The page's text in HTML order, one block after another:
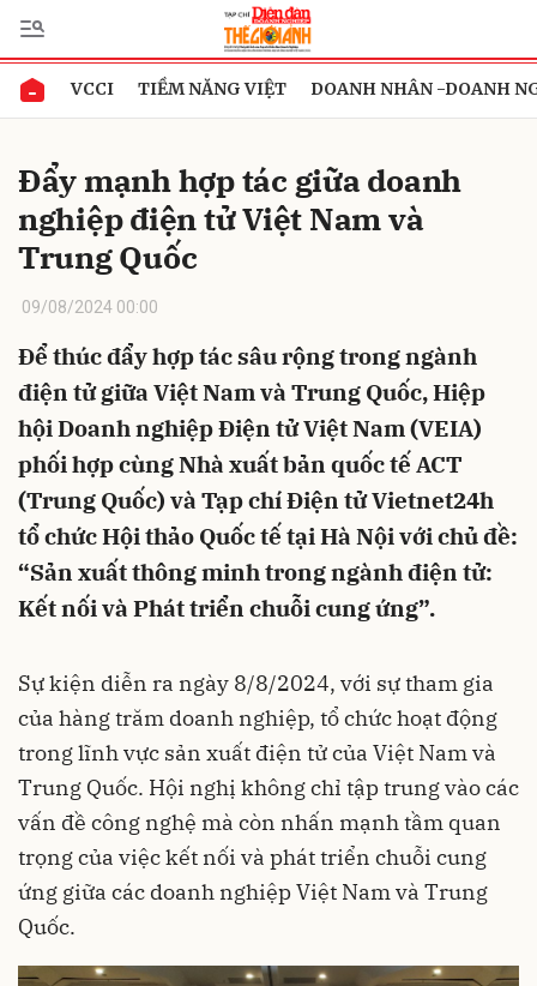
VCCI TIỀM NĂNG VIỆT DOANH NHÂN -DOANH
Đẩy mạnh hợp tác giữa doanh
nghiệp điện tử Việt Nam và
Trung Quốc
09/08/2024 00:00
Để thúc đẩy hợp tác sâu rộng trong ngành
điện tử giữa Việt Nam và Trung Quốc, Hiệp
hội Doanh nghiệp Điện tử Việt Nam (VEIA)
phối hợp cùng Nhà xuất bản quốc tế ACT
(Trung Quốc) và Tạp chí Điện tử Vietnet24h
tổ chức Hội thảo Quốc tế tại Hà Nội với chủ đề:
“Sản xuất thông minh trong ngành điện tử:
Kết nối và Phát triển chuỗi cung ứng”.
Sự kiện diễn ra ngày 8/8/2024, với sự tham gia
của hàng trăm doanh nghiệp, tổ chức hoạt động
trong lĩnh vực sản xuất điện tử của Việt Nam và
Trung Quốc. Hội nghị không chỉ tập trung vào các
vấn đề công nghệ mà còn nhấn mạnh tầm quan
trọng của việc kết nối và phát triển chuỗi cung
ứng giữa các doanh nghiệp Việt Nam và Trung
Quốc.
Gửi bình luận
Hủy Gửi